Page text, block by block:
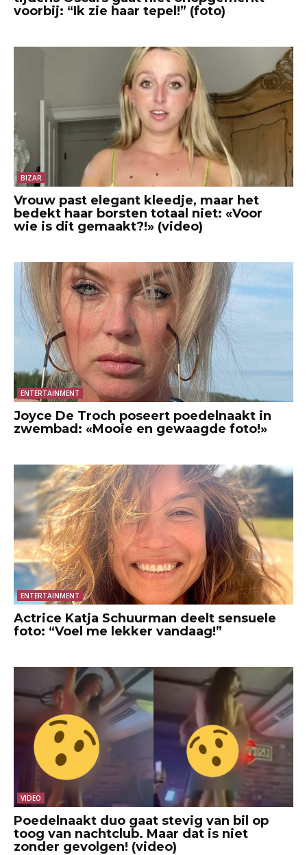
voorbij: “Ik zie haar tepel!” (foto)
BIZAR
Vrouw past elegant kleedje, maar het
bedekt haar borsten totaal niet: «Voor
wie is dit gemaakt?!» (video)
ENTERTAINMENT
Joyce De Troch poseert poedelnaakt in
zwembad: «Mooie en gewaagde foto!»
ENTERTAINMENT
Actrice Katja Schuurman deelt sensuele
foto: “Voel me lekker vandaag!”
VIDEO
Poedelnaakt duo gaat stevig van bil op
toog van nachtclub. Maar dat is niet
zonder gevolgen! (video)